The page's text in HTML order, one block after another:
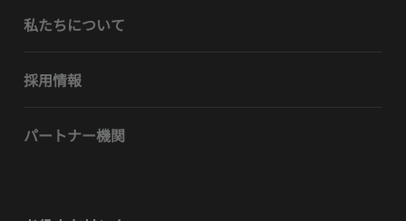
私たちについて
採用情報
パートナー機関